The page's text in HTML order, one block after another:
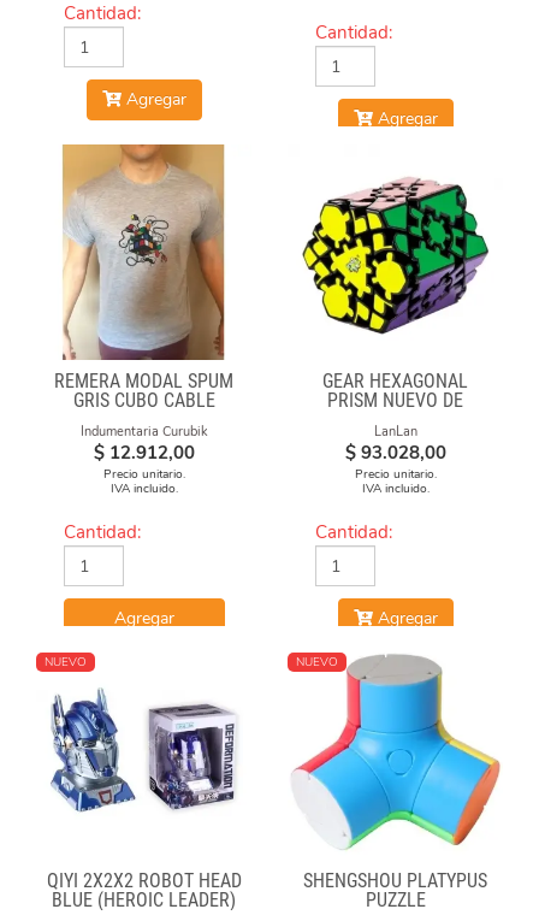
Cantidad:
Agregar
Cantidad:
Agregar
REMERA MODAL SPUM
GRIS CUBO CABLE
Indumentaria Curubik
$ 12.912,00
Precio unitario.
IVA incluido.
Cantidad:
Agregar
GEAR HEXAGONAL
PRISM NUEVO DE
LANLAN
LanLan
$ 93.028,00
Precio unitario.
IVA incluido.
Cantidad:
Agregar
NUEVO
QIYI 2X2X2 ROBOT HEAD
BLUE (HEROIC LEADER)
NUEVO
SHENGSHOU PLATYPUS
PUZZLE